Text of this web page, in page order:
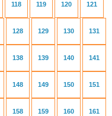
118 119 120 121
128 129 130 131
138 139 140 141
148 149 150 151
158 159 160 161